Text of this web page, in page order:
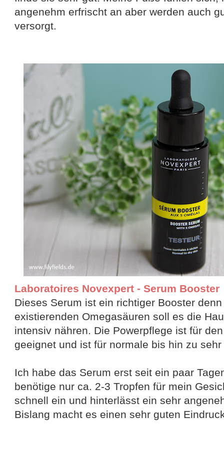
angenehm erfrischt an aber werden auch
versorgt.
Laboratoires Novexpert - Serum Booster
Dieses Serum ist ein richtiger Booster
existierenden Omegasäuren soll es die
intensiv nähren. Die Powerpflege ist für
geeignet und ist für normale bis hin zu
Ich habe das Serum erst seit ein paar
benötige nur ca. 2-3 Tropfen für mein
schnell ein und hinterlässt ein sehr
Bislang macht es einen sehr guten